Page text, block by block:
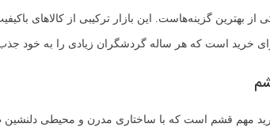
بهترین گزینه‌هاست. این بازار ترکیبی از کالاهای
خرید است که هر ساله گردشگران زیادی را به خود
مهم قشم است که با ساختاری مدرن و محیطی